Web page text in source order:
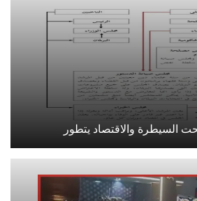
السيطرة والاقتصاد يتطور